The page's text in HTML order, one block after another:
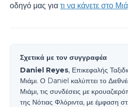
οδηγό μας για τι να κάνετε στο
Σχετικά με τον συγγραφέα
Daniel Reyes, Επικεφαλής
Μιάμι. Ο Daniel καλύπτει το
Μιάμι, τις συνδέσεις με
της Νότιας Φλόριντα, με έμφαση